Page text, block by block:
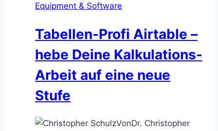
Häufigkeiten
Ereignissen
erheben
Equipment & Software
Tabellen-Profi Airtable –
hebe Deine Kalkulations-
Arbeit auf eine neue
Stufe
VonDr. Christopher